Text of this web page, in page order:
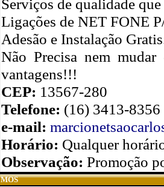
Serviços de qualidade
Ligações de NET FONE
Adesão e Instalação
Não Precisa nem
vantagens!!!
CEP: 13567-280
Telefone: (16) 3413-
e-mail:
Horário: Qualquer
Observação: Promoção
MOS